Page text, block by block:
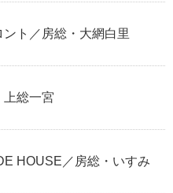
ト／房総・大網白里
上総一宮
HOUSE／房総・いすみ